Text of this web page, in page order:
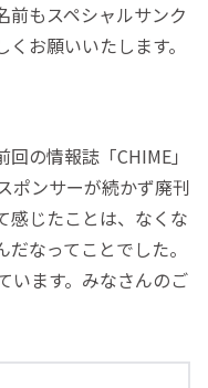
前もスペシャルサンク
お願いいたします。
の情報誌「CHIME」
ポンサーが続かず廃刊
感じたことは、なくな
なってことでした。
います。みなさんのご